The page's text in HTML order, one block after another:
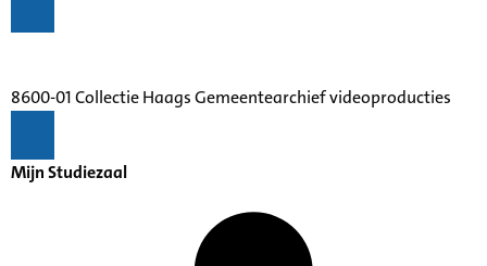
8600-01 Collectie Haags Gemeentearchief videoproducties
Mijn Studiezaal